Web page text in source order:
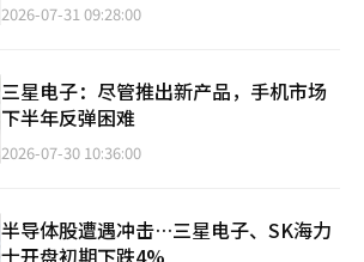
2026-07-31 09:28:00
三星电子：尽管推出新产品，手机市场
下半年反弹困难
2026-07-30 10:36:00
半导体股遭遇冲击…三星电子、SK海力
士开盘初期下跌4%